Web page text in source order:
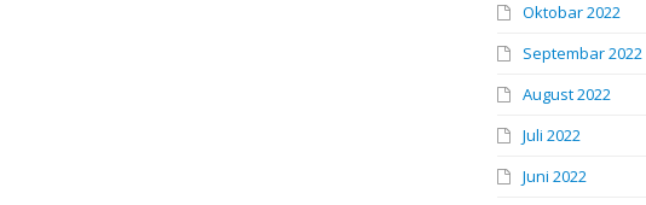
Oktobar 2022
Septembar 2022
August 2022
Juli 2022
Juni 2022